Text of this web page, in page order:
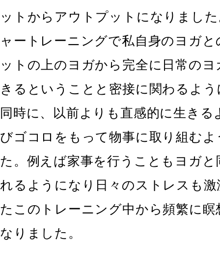
ットからアウトプットになりまし
ャートレーニングで私自身のヨガ
ットの上のヨガから完全に日常の
きるということと密接に関わるよ
同時に、以前よりも直感的に生きる
びゴコロをもって物事に取り組む
た。例えば家事を行うこともヨガ
れるようになり日々のストレスも
たこのトレーニング中から頻繁に
なりました。